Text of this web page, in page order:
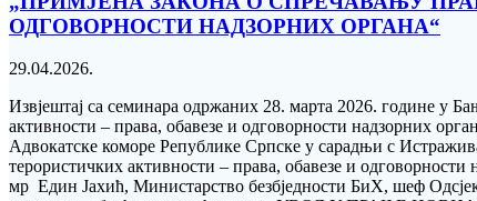
ОДГОВОРНОСТИ НАДЗОРНИХ ОРГАНА“
29.04.2026.
Извјештај са семинара одржаних 28. марта 2026. године у
активности – права, обавезе и одговорности надзорних
Адвокатске коморе Републике Српске у сарадњи с
терористичких активности – права, обавезе и
мр Един Јахић, Министарство безбједности БиХ, шеф